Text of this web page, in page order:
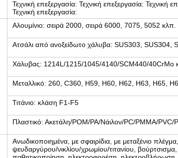
Τεχνική επεξεργασία: Τεχνική επεξεργασία: Τεχνική
Τεχνική επεξεργασία:
Αλουμίνιο: σειρά 2000, σειρά 6000, 7075, 5052 κλπ.
Ατσάλι από ανοξείδωτο χάλυβα: SUS303, SUS304,
Χάλυβας: 1214L/1215/1045/4140/SCM440/40CrMo
Μεταλλικό: 260, C360, H59, H60, H62, H63, H65,
Τιτάνιο: κλάση F1-F5
Πλαστικό: Ακετάλη/POM/PA/Νάιλον/PC/PMMA/PVC/
Ανωδικοποιημένα, με σφαιρίδια, με μεταξένιο
ψευδαργύρου/νικλίου/χρωμίου/τιτανίου,